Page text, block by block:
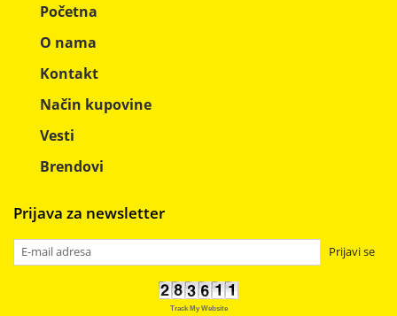
Početna
O nama
Kontakt
Način kupovine
Vesti
Brendovi
Prijava za newsletter
Prijavi se
Track My Website